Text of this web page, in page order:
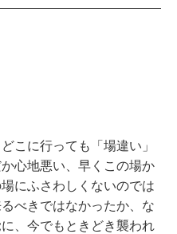
こに行っても「場違い」
心地悪い、早くこの場か
にふさわしくないのでは
べきではなかったか、な
、今でもときどき襲われ